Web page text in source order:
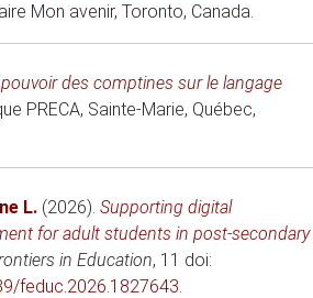
Mon avenir, Toronto, Canada.
des comptines sur le langage
PRECA, Sainte-Marie, Québec,
L. (2026). Supporting digital
for adult students in post-secondary
in Education, 11 doi:
feduc.2026.1827643.